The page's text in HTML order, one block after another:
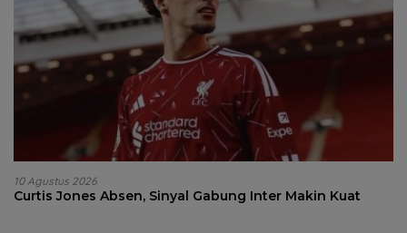
10 Agustus 2026
Curtis Jones Absen, Sinyal Gabung Inter Makin Kuat